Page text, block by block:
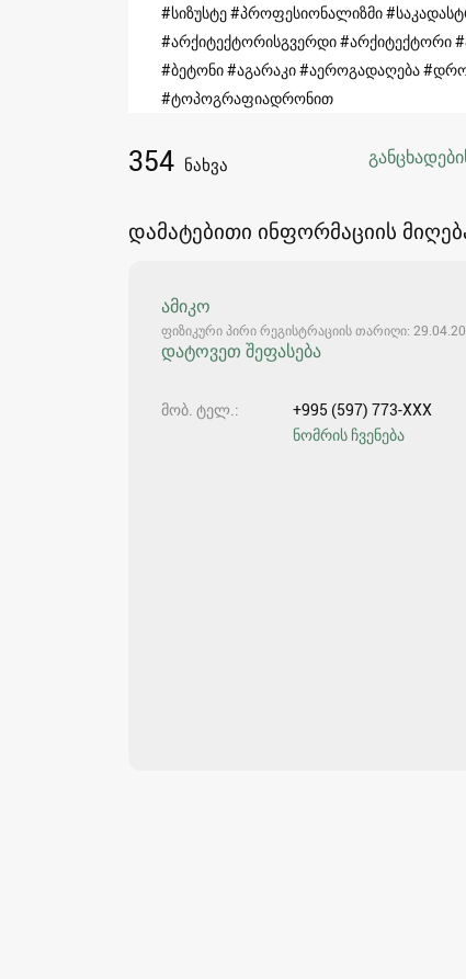
#სიზუსტე #პროფესიონალიზმი
#არქიტექტორისგვერდი #არქიტექტორი
#ბეტონი #აგარაკი #აეროგადაღება
#ტოპოგრაფიადრონით
354 ნახვა
დამატებითი ინფორმაციის
ამიკო
ფიზიკური პირი რეგისტრაციის თარიღი:
დატოვეთ შეფასება
მობ. ტელ.
+995 (597) 773-XXX
ნომრის ჩვენება